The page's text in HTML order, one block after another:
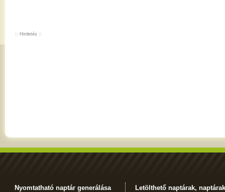
:: Hirdetés ::
Nyomtatható naptár generálása Letölthető naptárak, naptárak